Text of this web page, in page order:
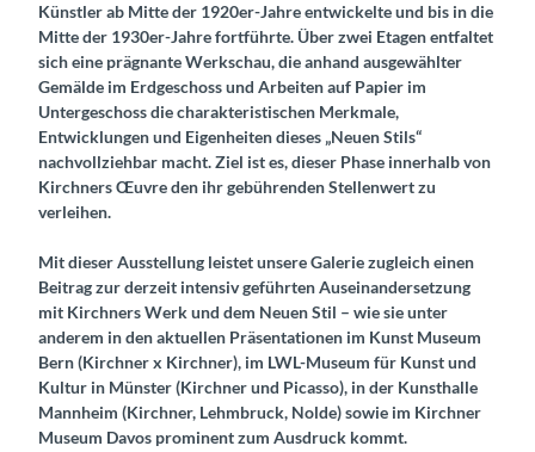
Künstler ab Mitte der 1920er-Jahre entwickelte und bis in die
Mitte der 1930er-Jahre fortführte. Über zwei Etagen entfaltet
sich eine prägnante Werkschau, die anhand ausgewählter
Gemälde im Erdgeschoss und Arbeiten auf Papier im
Untergeschoss die charakteristischen Merkmale,
Entwicklungen und Eigenheiten dieses „Neuen Stils“
nachvollziehbar macht. Ziel ist es, dieser Phase innerhalb von
Kirchners Œuvre den ihr gebührenden Stellenwert zu
verleihen.
Mit dieser Ausstellung leistet unsere Galerie zugleich einen
Beitrag zur derzeit intensiv geführten Auseinandersetzung
mit Kirchners Werk und dem Neuen Stil – wie sie unter
anderem in den aktuellen Präsentationen im Kunst Museum
Bern (Kirchner x Kirchner), im LWL-Museum für Kunst und
Kultur in Münster (Kirchner und Picasso), in der Kunsthalle
Mannheim (Kirchner, Lehmbruck, Nolde) sowie im Kirchner
Museum Davos prominent zum Ausdruck kommt.